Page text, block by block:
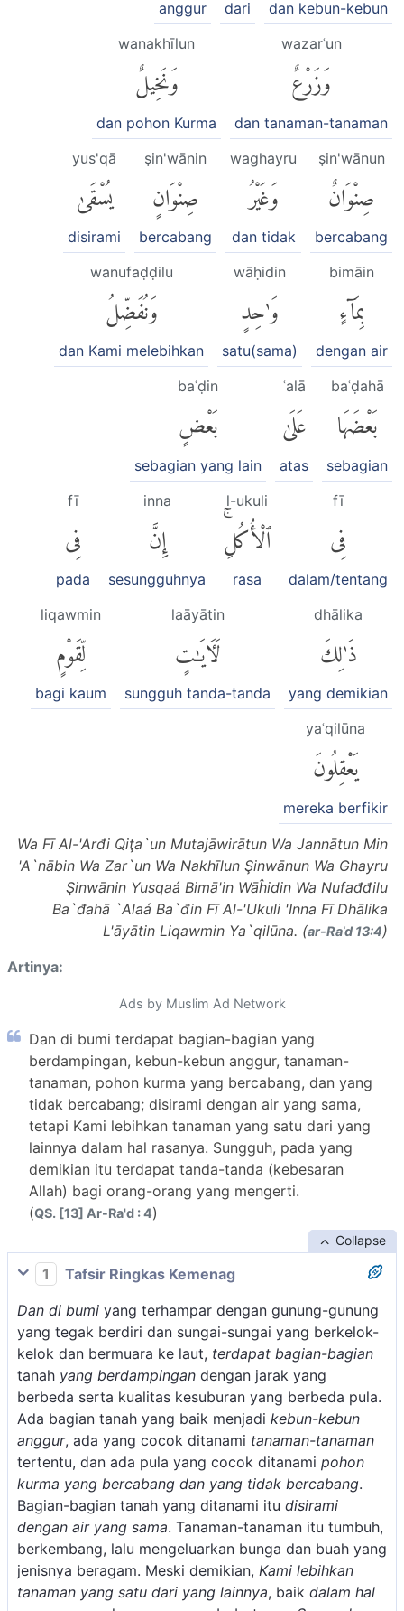
dan kebun-kebun
dari
anggur
wazarʿun
وَزَرْعٌ
dan tanaman-tanaman
wanakhīlun
وَنَخِيلٌ
dan pohon Kurma
ṣin'wānun
صِنْوَانٌ
bercabang
waghayru
وَغَيْرُ
dan tidak
ṣin'wānin
صِنْوَانٍ
bercabang
yus'qā
يُسْقَىٰ
disirami
bimāin
بِمَآءٍ
dengan air
wāḥidin
وَٰحِدٍ
satu(sama)
wanufaḍḍilu
وَنُفَضِّلُ
dan Kami melebihkan
baʿḍahā
بَعْضَهَا
sebagian
ʿalā
عَلَىٰ
atas
baʿḍin
بَعْضٍ
sebagian yang lain
fī
فِى
dalam/tentang
l-ukuli
ٱلْأُكُلِۚ
rasa
inna
إِنَّ
sesungguhnya
fī
فِى
pada
dhālika
ذَٰلِكَ
yang demikian
laāyātin
لَءَايَٰتٍ
sungguh tanda-tanda
liqawmin
لِّقَوْمٍ
bagi kaum
yaʿqilūna
يَعْقِلُونَ
mereka berfikir
Wa Fī Al-'Arđi Qiţa`un Mutajāwirātun Wa Jannātun Min
'A`nābin Wa Zar`un Wa Nakhīlun Şinwānun Wa Ghayru
Şinwānin Yusqaá Bimā'in Wāĥidin Wa Nufađđilu
Ba`đahā `Alaá Ba`đin Fī Al-'Ukuli 'Inna Fī Dhālika
L'āyātin Liqawmin Ya`qilūna. (ar-Raʿd 13:4)
Artinya:
Ads by Muslim Ad Network
Dan di bumi terdapat bagian-bagian yang
berdampingan, kebun-kebun anggur, tanaman-
tanaman, pohon kurma yang bercabang, dan yang
tidak bercabang; disirami dengan air yang sama,
tetapi Kami lebihkan tanaman yang satu dari yang
lainnya dalam hal rasanya. Sungguh, pada yang
demikian itu terdapat tanda-tanda (kebesaran
Allah) bagi orang-orang yang mengerti.
(QS. [13] Ar-Ra'd : 4)
Collapse
1
Tafsir Ringkas Kemenag
Dan di bumi yang terhampar dengan gunung-gunung
yang tegak berdiri dan sungai-sungai yang berkelok-
kelok dan bermuara ke laut, terdapat bagian-bagian
tanah yang berdampingan dengan jarak yang
berbeda serta kualitas kesuburan yang berbeda pula.
Ada bagian tanah yang baik menjadi kebun-kebun
anggur, ada yang cocok ditanami tanaman-tanaman
tertentu, dan ada pula yang cocok ditanami pohon
kurma yang bercabang dan yang tidak bercabang.
Bagian-bagian tanah yang ditanami itu disirami
dengan air yang sama. Tanaman-tanaman itu tumbuh,
berkembang, lalu mengeluarkan bunga dan buah yang
jenisnya beragam. Meski demikian, Kami lebihkan
tanaman yang satu dari yang lainnya, baik dalam hal